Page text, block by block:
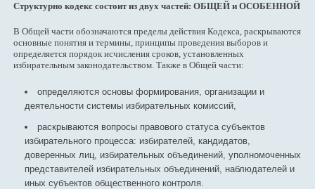
Структурно кодекс состоит из двух частей: ОБЩЕЙ и ОСОБЕННОЙ
В Общей части обозначаются пределы действия Кодекса, раскрываются
основные понятия и термины, принципы проведения выборов и
определяется порядок исчисления сроков, установленных
избирательным законодательством. Также в Общей части:
определяются основы формирования, организации и
деятельности системы избирательных комиссий,
раскрываются вопросы правового статуса субъектов
избирательного процесса: избирателей, кандидатов,
доверенных лиц, избирательных объединений, уполномоченных
представителей избирательных объединений, наблюдателей и
иных субъектов общественного контроля.